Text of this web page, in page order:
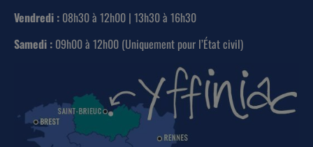
Vendredi : 08h30 à 12h00 | 13h30 à 16h30
Samedi : 09h00 à 12h00 (Uniquement pour l’État civil)